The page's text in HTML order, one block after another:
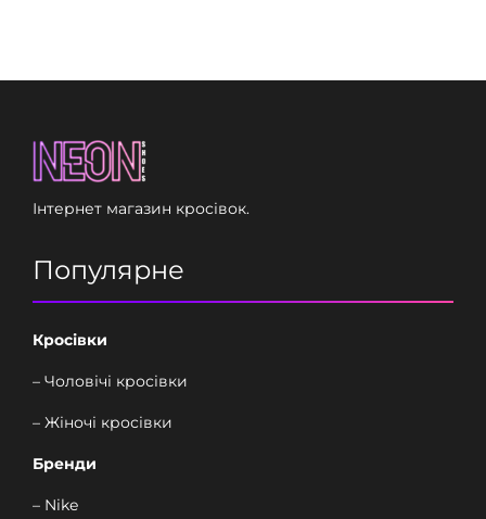
Інтернет магазин кросівок.
Популярне
Кросівки
– Чоловічі кросівки
– Жіночі кросівки
Бренди
– Nike